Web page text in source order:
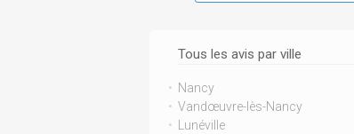
Tous les avis par ville
Nancy
Vandœuvre-lès-Nancy
Lunéville